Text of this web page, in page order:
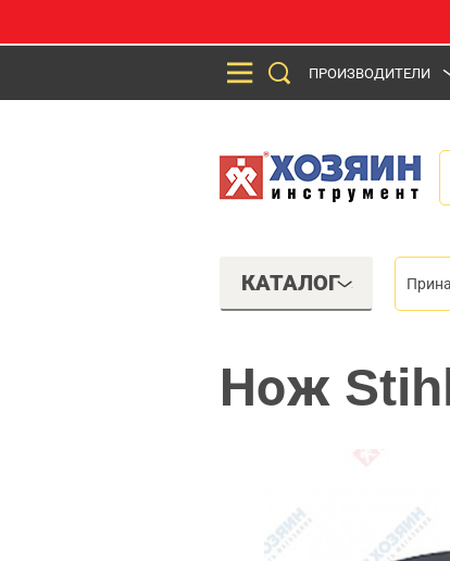
ПРОИЗВОДИТЕЛИ
КАТАЛОГ
Нож Stihl